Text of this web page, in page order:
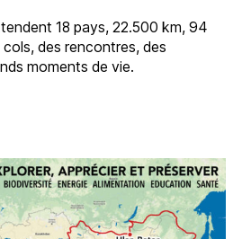
18 pays, 22.500 km, 94
des rencontres, des
moments de vie.